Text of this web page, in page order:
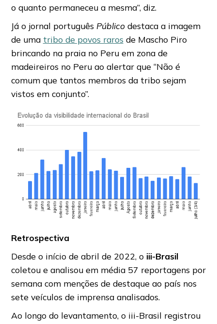
o quanto permaneceu a mesma”, diz.
Já o jornal português Público destaca a imagem
de uma tribo de povos raros de Mascho Piro
brincando na praia no Peru em zona de
madeireiros no Peru ao alertar que “Não é
comum que tantos membros da tribo sejam
vistos em conjunto”.
Retrospectiva
Desde o início de abril de 2022, oiii-Brasil
coletou e analisou em média 57 reportagens por
semana com menções de destaque ao país nos
sete veículos de imprensa analisados.
Ao longo do levantamento, o iii-Brasil registrou